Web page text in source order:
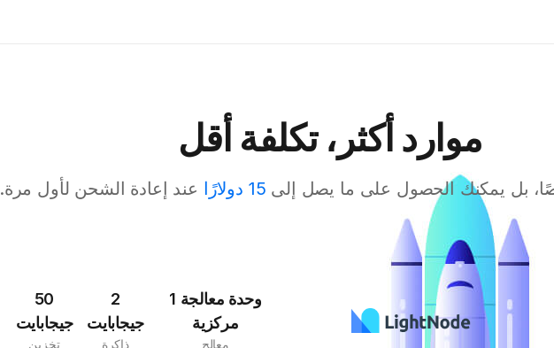
موارد أكثر، تكلفة أقل
بل يمكنك الحصول على ما يصل إلى 15 دولارًا عند إعادة الشحن لأول مرة.
50
جيجابايت
تخزين
2
جيجابايت
ذاكرة
1 وحدة معالجة
مركزية
معالج